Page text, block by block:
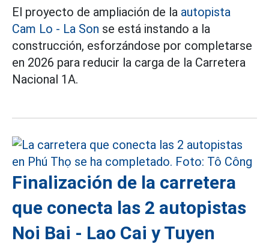
El proyecto de ampliación de la autopista
Cam Lo - La Son se está instando a la
construcción, esforzándose por completarse
en 2026 para reducir la carga de la Carretera
Nacional 1A.
Finalización de la carretera
que conecta las 2 autopistas
Noi Bai - Lao Cai y Tuyen